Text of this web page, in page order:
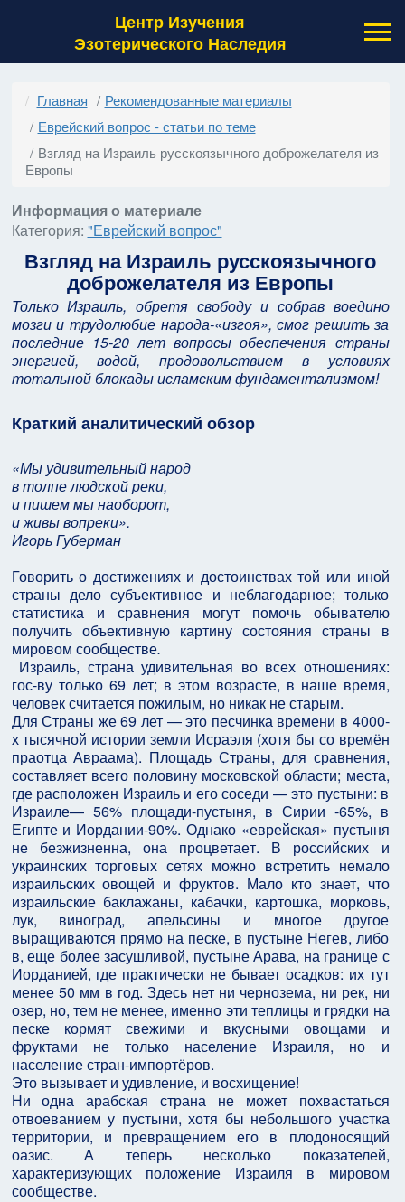
Центр Изучения
Эзотерического Наследия
Главная
Рекомендованные материалы
Еврейский вопрос - статьи по теме
Взгляд на Израиль русскоязычного доброжелателя из
Европы
Информация о материале
Категория: "Еврейский вопрос"
Взгляд на Израиль русскоязычного
доброжелателя из Европы
Только Израиль, обретя свободу и собрав воедино
мозги и трудолюбие народа-«изгоя», смог решить за
последние 15-20 лет вопросы обеспечения страны
энергией, водой, продовольствием в условиях
тотальной блокады исламским фундаментализмом!
Краткий аналитический обзор
«Мы удивительный народ
в толпе людской реки,
и пишем мы наоборот,
и живы вопреки».
Игорь Губерман
Говорить о достижениях и достоинствах той или иной
страны дело субъективное и неблагодарное; только
статистика и сравнения могут помочь обывателю
получить объективную картину состояния страны в
мировом сообществе.
Израиль, страна удивительная во всех отношениях:
гос-ву только 69 лет; в этом возрасте, в наше время,
человек считается пожилым, но никак не старым.
Для Страны же 69 лет — это песчинка времени в 4000-
х тысячной истории земли Исраэля (хотя бы со времён
праотца Авраама). Площадь Страны, для сравнения,
составляет всего половину московской области; места,
где расположен Израиль и его соседи — это пустыни: в
Израиле— 56% площади-пустыня, в Сирии -65%, в
Египте и Иордании-90%. Однако «еврейская» пустыня
не безжизненна, она процветает. В российских и
украинских торговых сетях можно встретить немало
израильских овощей и фруктов. Мало кто знает, что
израильские баклажаны, кабачки, картошка, морковь,
лук, виноград, апельсины и многое другое
выращиваются прямо на песке, в пустыне Негев, либо
в, еще более засушливой, пустыне Арава, на границе с
Иорданией, где практически не бывает осадков: их тут
менее 50 мм в год. Здесь нет ни чернозема, ни рек, ни
озер, но, тем не менее, именно эти теплицы и грядки на
песке кормят свежими и вкусными овощами и
фруктами не только население Израиля, но и
население стран-импортёров.
Это вызывает и удивление, и восхищение!
Ни одна арабская страна не может похвастаться
отвоеванием у пустыни, хотя бы небольшого участка
территории, и превращением его в плодоносящий
оазис. А теперь несколько показателей,
характеризующих положение Израиля в мировом
сообществе.